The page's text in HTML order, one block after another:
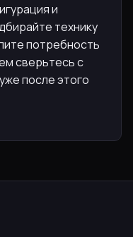
и
технику
потребность
сверьтесь с
после этого